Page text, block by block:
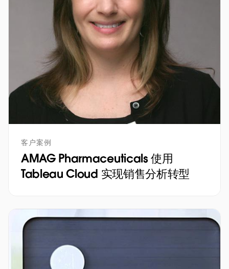
客户案例
AMAG Pharmaceuticals 使用
Tableau Cloud 实现销售分析转型